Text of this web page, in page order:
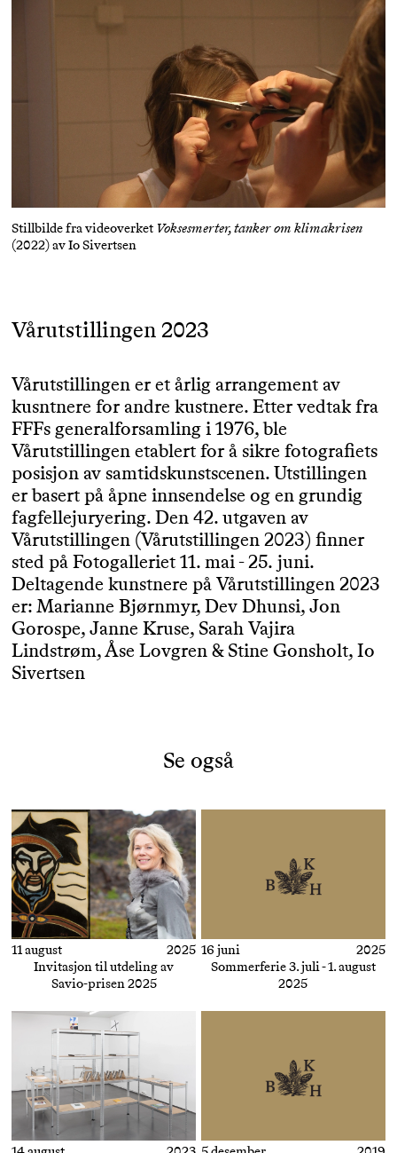
Stillbilde fra videoverket Voksesmerter, tanker om klimakrisen
(2022) av Io Sivertsen
Vårutstillingen 2023
Vårutstillingen er et årlig arrangement av
kusntnere for andre kustnere. Etter vedtak fra
FFFs generalforsamling i 1976, ble
Vårutstillingen etablert for å sikre fotografiets
posisjon av samtidskunstscenen. Utstillingen
er basert på åpne innsendelse og en grundig
fagfellejuryering. Den 42. utgaven av
Vårutstillingen (Vårutstillingen 2023) finner
sted på Fotogalleriet 11. mai - 25. juni.
Deltagende kunstnere på Vårutstillingen 2023
er: Marianne Bjørnmyr, Dev Dhunsi, Jon
Gorospe, Janne Kruse, Sarah Vajira
Lindstrøm, Åse Lovgren & Stine Gonsholt, Io
Sivertsen
Se også
11 august
2025
Invitasjon til utdeling av
Savio-prisen 2025
16 juni
2025
Sommerferie 3. juli - 1. august
2025